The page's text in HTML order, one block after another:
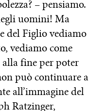
– pensiamo.
uomini! Ma
del Figlio vediamo
vediamo come
alla fine per poter
può continuare a
all’immagine del
Ratzinger,